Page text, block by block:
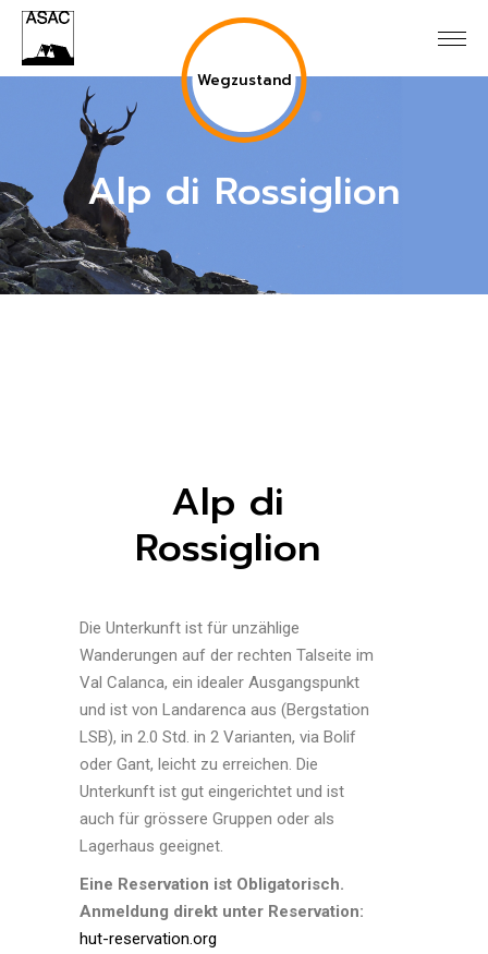
Wegzustand
Alp di Rossiglion
Alp di
Rossiglion
Die Unterkunft ist für unzählige
Wanderungen auf der rechten Talseite im
Val Calanca, ein idealer Ausgangspunkt
und ist von Landarenca aus (Bergstation
LSB), in 2.0 Std. in 2 Varianten, via Bolif
oder Gant, leicht zu erreichen. Die
Unterkunft ist gut eingerichtet und ist
auch für grössere Gruppen oder als
Lagerhaus geeignet.
Eine Reservation ist Obligatorisch.
Anmeldung direkt unter Reservation:
hut-reservation.org